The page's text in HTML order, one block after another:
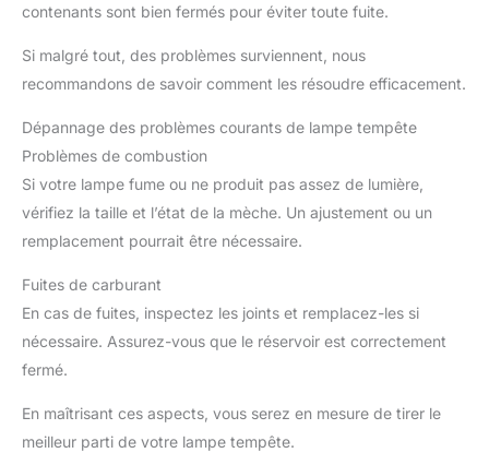
contenants sont bien fermés pour éviter toute fuite.
Si malgré tout, des problèmes surviennent, nous
recommandons de savoir comment les résoudre efficacement.
Dépannage des problèmes courants de lampe tempête
Problèmes de combustion
Si votre lampe fume ou ne produit pas assez de lumière,
vérifiez la taille et l’état de la mèche. Un ajustement ou un
remplacement pourrait être nécessaire.
Fuites de carburant
En cas de fuites, inspectez les joints et remplacez-les si
nécessaire. Assurez-vous que le réservoir est correctement
fermé.
En maîtrisant ces aspects, vous serez en mesure de tirer le
meilleur parti de votre lampe tempête.